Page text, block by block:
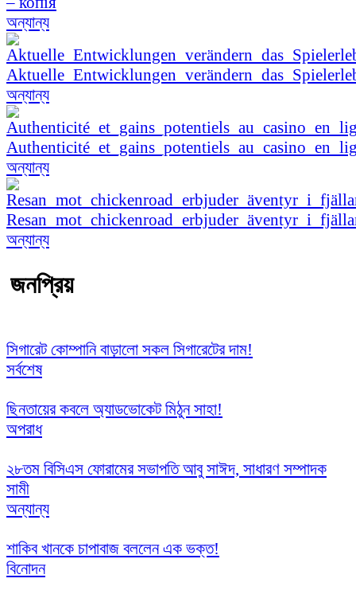
অন্যান্য
অন্যান্য
অন্যান্য
অন্যান্য
জনপ্রিয়
সিগারেট কোম্পানি বাড়ালো সকল সিগারেটের দাম!
সর্বশেষ
ছিনতায়ের কবলে অ্যাডভোকেট মিঠুন সাহা!
অপরাধ
২৮তম বিসিএস ফোরামের সভাপতি আবু সাঈদ, সাধারণ সম্পাদক
সামী
অন্যান্য
শাকিব খানকে চাপাবাজ বললেন এক ভক্ত!
বিনোদন